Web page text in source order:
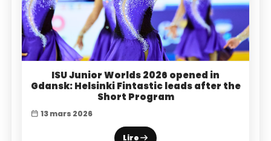
ISU Junior Worlds 2026 opened in
Gdansk: Helsinki Fintastic leads after the
Short Program
13 mars 2026
Lire